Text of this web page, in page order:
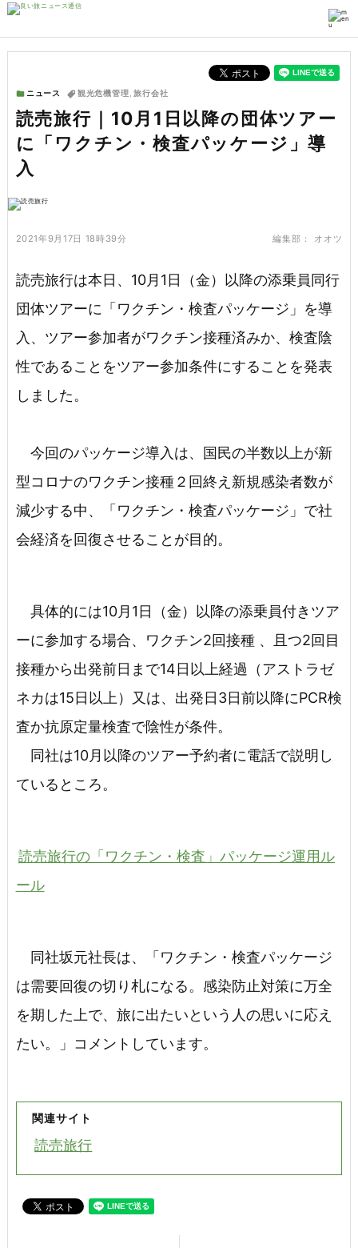
ニュース 観光危機管理, 旅行会社
読売旅行｜10月1日以降の団体ツアー
に「ワクチン・検査パッケージ」導
入
2021年9月17日 18時39分 編集部： オオツ
読売旅行は本日、10月1日（金）以降の添乗員同行
団体ツアーに「ワクチン・検査パッケージ」を導
入、ツアー参加者がワクチン接種済みか、検査陰
性であることをツアー参加条件にすることを発表
しました。
今回のパッケージ導入は、国民の半数以上が新
型コロナのワクチン接種２回終え新規感染者数が
減少する中、「ワクチン・検査パッケージ」で社
会経済を回復させることが目的。
具体的には10月1日（金）以降の添乗員付きツア
ーに参加する場合、ワクチン2回接種 、且つ2回目
接種から出発前日まで14日以上経過（アストラゼ
ネカは15日以上）又は、出発日3日前以降にPCR検
査か抗原定量検査で陰性が条件。
同社は10月以降のツアー予約者に電話で説明し
ているところ。
読売旅行の「ワクチン・検査」パッケージ運用ル
ール
同社坂元社長は、「ワクチン・検査パッケージ
は需要回復の切り札になる。感染防止対策に万全
を期した上で、旅に出たいという人の思いに応え
たい。」コメントしています。
関連サイト
読売旅行